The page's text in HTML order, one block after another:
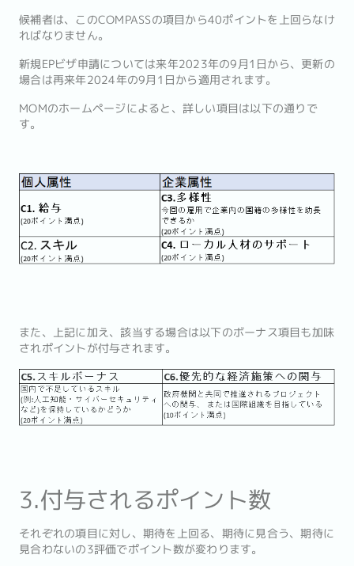
候補者は、このCOMPASSの項目から40ポイントを上回らなけ
ればなりません。
新規EPビザ申請については来年2023年の9月1日から、更新の
場合は再来年2024年の9月1日から適用されます。
MOMのホームページによると、詳しい項目は以下の通りで
す。
また、上記に加え、該当する場合は以下のボーナス項目も加味
されポイントが付与されます。
3.付与されるポイント数
それぞれの項目に対し、期待を上回る、期待に見合う、期待に
見合わないの3評価でポイント数が変わります。